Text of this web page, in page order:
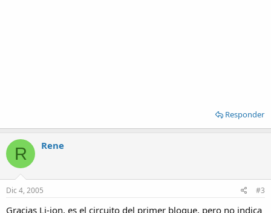
Responder
R Rene
Dic 4, 2005 #3
Gracias Li-ion, es el circuito del primer bloque, pero no indica